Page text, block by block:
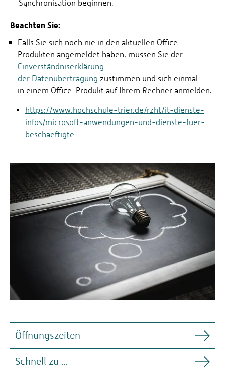
Synchronisation beginnen.
Beachten Sie:
Falls Sie sich noch nie in den aktuellen Office
Produkten angemeldet haben, müssen Sie der
Einverständniserklärung
der Datenübertragung zustimmen und sich einmal
in einem Office-Produkt auf Ihrem Rechner anmelden.
https://www.hochschule-trier.de/rzht/it-dienste-
infos/microsoft-anwendungen-und-dienste-fuer-
beschaeftigte
Öffnungszeiten
Nachfolgend die Öffnungszeiten der RZ-Räume.
Schnell zu ...